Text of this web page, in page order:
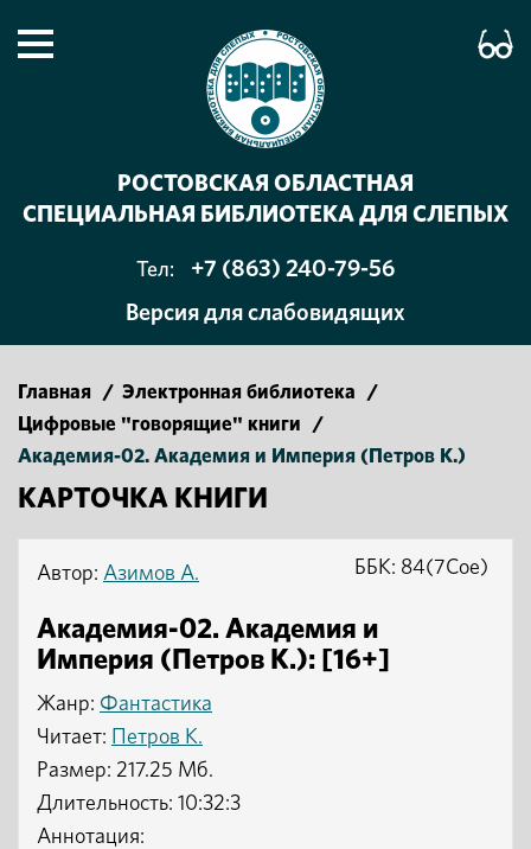
РОСТОВСКАЯ ОБЛАСТНАЯ
СПЕЦИАЛЬНАЯ БИБЛИОТЕКА ДЛЯ СЛЕПЫХ
Тел:
+7 (863) 240-79-56
Версия для слабовидящих
Главная / Электронная библиотека
/
Цифровые "говорящие" книги
/
Академия-02. Академия и Империя (Петров К.)
КАРТОЧКА КНИГИ
Автор: Азимов А.
Академия-02. Академия и
Империя (Петров К.): [16+]
Жанр: Фантастика
Читает: Петров К.
ББК: 84(7Сое)
Размер: 217.25 Мб.
Длительность: 10:32:3
Аннотация: